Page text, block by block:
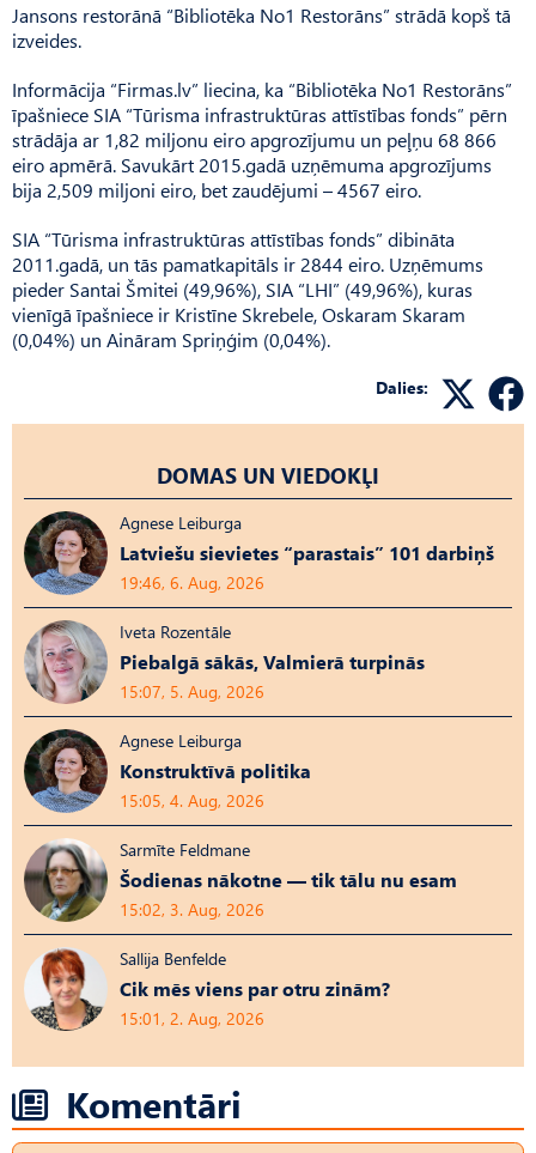
Jansons restorānā “Bibliotēka No1 Restorāns” strādā kopš tā
izveides.
Informācija “Firmas.lv” liecina, ka “Bibliotēka No1 Restorāns”
īpašniece SIA “Tūrisma infrastruktūras attīstības fonds” pērn
strādāja ar 1,82 miljonu eiro apgrozījumu un peļņu 68 866
eiro apmērā. Savukārt 2015.gadā uzņēmuma apgrozījums
bija 2,509 miljoni eiro, bet zaudējumi – 4567 eiro.
SIA “Tūrisma infrastruktūras attīstības fonds” dibināta
2011.gadā, un tās pamatkapitāls ir 2844 eiro. Uzņēmums
pieder Santai Šmitei (49,96%), SIA “LHI” (49,96%), kuras
vienīgā īpašniece ir Kristīne Skrebele, Oskaram Skaram
(0,04%) un Aināram Spriņģim (0,04%).
Dalies:
DOMAS UN VIEDOKĻI
Agnese Leiburga
Latviešu sievietes “parastais” 101 darbiņš
19:46, 6. Aug, 2026
Iveta Rozentāle
Piebalgā sākās, Valmierā turpinās
15:07, 5. Aug, 2026
Agnese Leiburga
Konstruktīvā politika
15:05, 4. Aug, 2026
Sarmīte Feldmane
Šodienas nākotne — tik tālu nu esam
15:02, 3. Aug, 2026
Sallija Benfelde
Cik mēs viens par otru zinām?
15:01, 2. Aug, 2026
Komentāri